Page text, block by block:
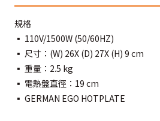
規格
▪ 110V/1500W (50/60HZ)
▪ 尺寸：(W) 26X (D) 27X (H) 9 cm
▪ 重量：2.5 kg
▪ 電熱盤直徑：19 cm
▪ GERMAN EGO HOTPLATE